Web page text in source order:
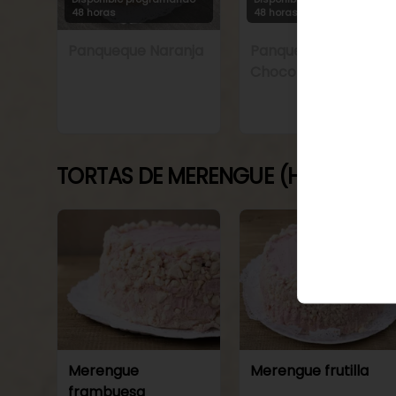
48 horas
48 horas
TORTAS DE MERENGUE (HELADAS)
Merengue
frambuesa
Merengue frutilla